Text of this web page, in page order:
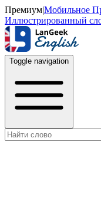
Премиум|Мобильное
Иллюстрированный
Toggle navigation